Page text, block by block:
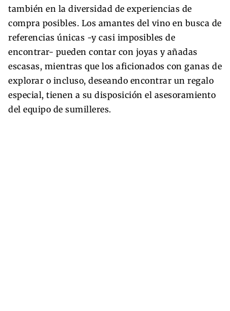
también en la diversidad de experiencias de
compra posibles. Los amantes del vino en busca de
referencias únicas -y casi imposibles de
encontrar- pueden contar con joyas y añadas
escasas, mientras que los aficionados con ganas de
explorar o incluso, deseando encontrar un regalo
especial, tienen a su disposición el asesoramiento
del equipo de sumilleres.